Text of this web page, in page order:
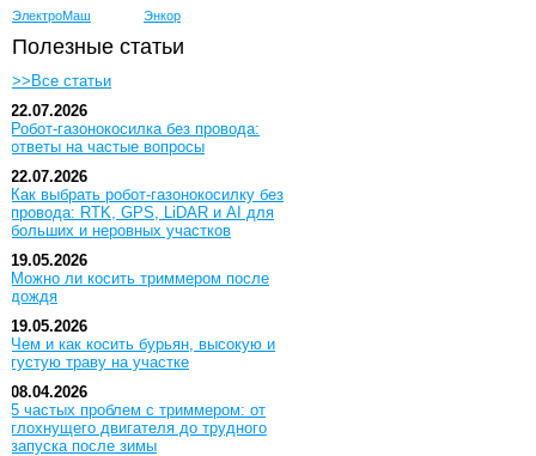
ЭлектроМаш
Энкор
Полезные статьи
>>Все статьи
22.07.2026
Робот-газонокосилка без провода:
ответы на частые вопросы
22.07.2026
Как выбрать робот-газонокосилку без
провода: RTK, GPS, LiDAR и AI для
больших и неровных участков
19.05.2026
Можно ли косить триммером после
дождя
19.05.2026
Чем и как косить бурьян, высокую и
густую траву на участке
08.04.2026
5 частых проблем с триммером: от
глохнущего двигателя до трудного
запуска после зимы